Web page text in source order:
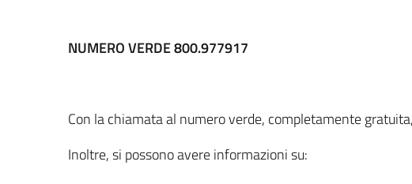
NUMERO VERDE800.977917
Con la chiamata al numero verde, completamente
Inoltre, si possono avere informazioni su: